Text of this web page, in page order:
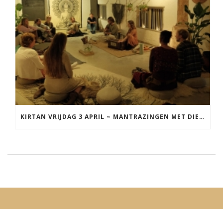
KIRTAN VRIJDAG 3 APRIL ~ MANTRAZINGEN MET DIEDERICK IN LEEUWARDEN